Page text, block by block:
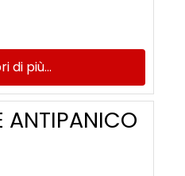
di più...
ANTIPANICO